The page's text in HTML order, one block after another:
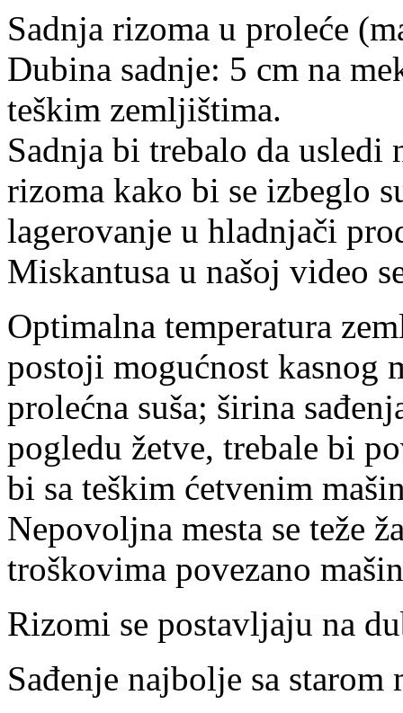
Sadnja rizoma u proleće
Dubina sadnje: 5 cm na
teškim zemljištima.
Sadnja bi trebalo da usledi
rizoma kako bi se izbeglo
lagerovanje u hladnjači
Miskantusa u našoj video
Optimalna temperatura
postoji mogućnost kasnog
prolećna suša; širina
pogledu žetve, trebale bi
bi sa teškim ćetvenim
Nepovoljna mesta se teže
troškovima povezano
Rizomi se postavljaju na
Sađenje najbolje sa